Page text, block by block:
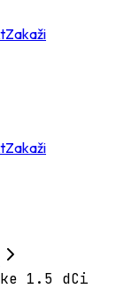
Zakaži
Zakaži
1.5 dCi